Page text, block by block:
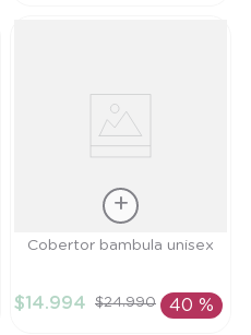
Talla
AÑADIR AL
Cobertor bambula unisex
$14.994 $24.990 40 %